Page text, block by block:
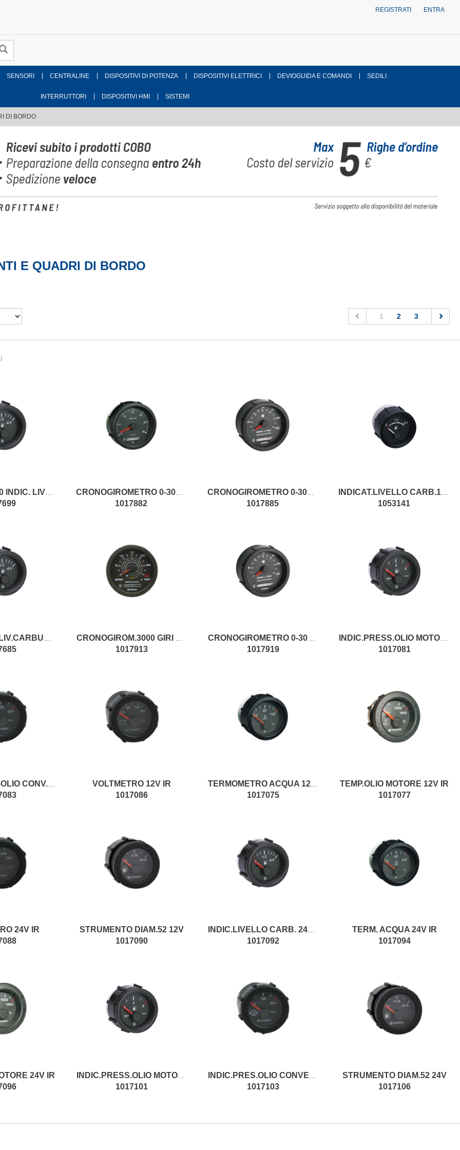
REGISTRATI ENTRA
SENSORI CENTRALINE DISPOSITIVI DI POTENZA DISPOSITIVI ELETTRICI DEVIOGUIDA E COMANDI SEDILI
INTERRUTTORI DISPOSITIVI HMI SISTEMI
DI BORDO
E QUADRI DI BORDO
1 (current)
2 3
CRONOGIROMETRO 0-3000GIRI 12V.
1017882
CRONOGIROMETRO 0-3000GIRI 24V.
1017885 1053141
1017913
CRONOGIROMETRO 0-3000 GIRI 12V
1017919 1017081
VOLTMETRO 12V IR
1017086
TERMOMETRO ACQUA 12V IR
1017075
TEMP.OLIO MOTORE 12V IR
1017077
24V IR
STRUMENTO DIAM.52 12V
1017090
INDIC.LIVELLO CARB. 24V IR
1017092
TERM. ACQUA 24V IR
1017094
24V IR
INDIC.PRESS.OLIO MOTORE 24V IR
1017101 1017103
STRUMENTO DIAM.52 24V
1017106